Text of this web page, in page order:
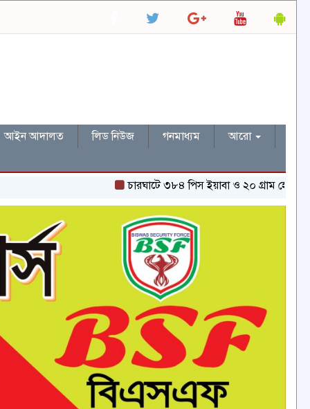
আইন আদালত লিড নিউজ গনমাধ্যম
আরো
চারঘাটে ৩৮৪ পিস ইয়াবা ও ২০ গ্রাম হেরোইনসহ একজন